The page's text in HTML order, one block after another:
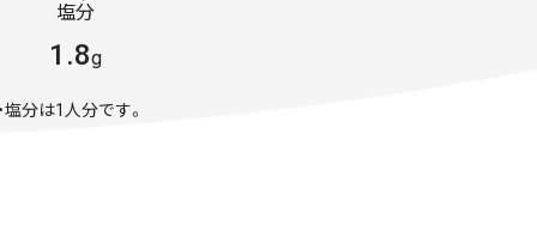
塩分
1.8g
分は1人分です。